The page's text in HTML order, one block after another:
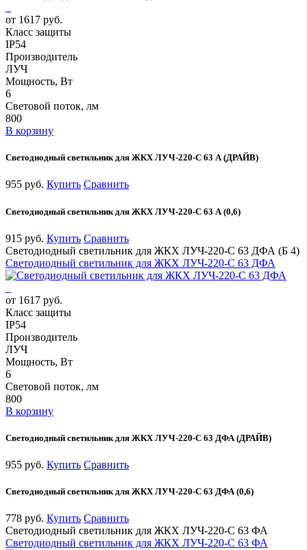
от 1617 руб.
Класс защиты
IP54
Производитель
ЛУЧ
Мощность, Вт
6
Световой поток, лм
800
В корзину
Светодиодный светильник для ЖКХ ЛУЧ-220-С 63 А (ДРАЙВ)
955 руб. Купить Сравнить
Светодиодный светильник для ЖКХ ЛУЧ-220-С 63 А (0,6)
915 руб. Купить Сравнить
Светодиодный светильник для ЖКХ ЛУЧ-220-С 63 ДФА (Б 4)
Светодиодный светильник для ЖКХ ЛУЧ-220-С 63 ДФА
от 1617 руб.
Класс защиты
IP54
Производитель
ЛУЧ
Мощность, Вт
6
Световой поток, лм
800
В корзину
Светодиодный светильник для ЖКХ ЛУЧ-220-С 63 ДФА (ДРАЙВ)
955 руб. Купить Сравнить
Светодиодный светильник для ЖКХ ЛУЧ-220-С 63 ДФА (0,6)
778 руб. Купить Сравнить
Светодиодный светильник для ЖКХ ЛУЧ-220-С 63 ФА
Светодиодный светильник для ЖКХ ЛУЧ-220-С 63 ФА